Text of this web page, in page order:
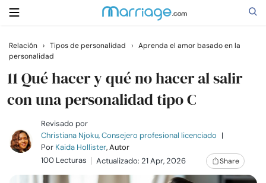
Buscar
Casarse
Relaciones
Familia
Relación › Tipos de personalidad › Aprenda el amor basado en la
personalidad
11 Qué hacer y qué no hacer al salir
con una personalidad tipo C
Revisado por
Christiana Njoku, Consejero profesional licenciado |
Por Kaida Hollister, Autor
100 Lecturas
Actualizado: 21 Apr, 2026 Share